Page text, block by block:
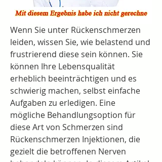
Wenn Sie unter Rückenschmerzen
leiden, wissen Sie, wie belastend und
frustrierend diese sein können. Sie
können Ihre Lebensqualität
erheblich beeinträchtigen und es
schwierig machen, selbst einfache
Aufgaben zu erledigen. Eine
mögliche Behandlungsoption für
diese Art von Schmerzen sind
Rückenschmerzen Injektionen, die
gezielt die betroffenen Nerven